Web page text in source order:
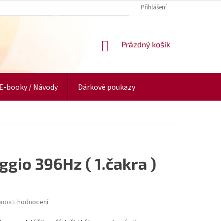
Přihlášení
NÁKUPNÍ
Prázdný košík
E-booky / Návody Dárkové poukazy
396Hz ( 1.čakra )
hodnocení